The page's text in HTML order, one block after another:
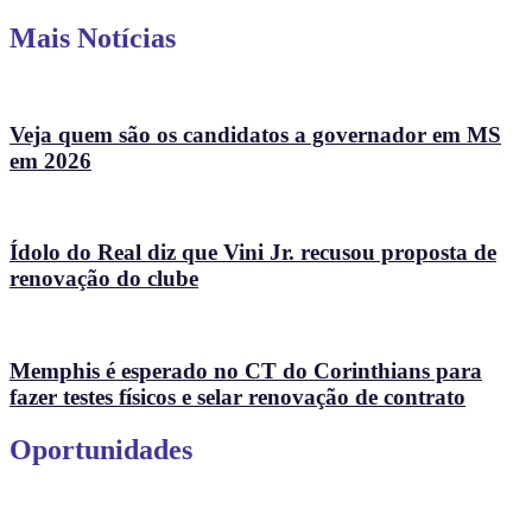
Mais Notícias
Veja quem são os candidatos a governador em MS
em 2026
Ídolo do Real diz que Vini Jr. recusou proposta de
renovação do clube
Memphis é esperado no CT do Corinthians para
fazer testes físicos e selar renovação de contrato
Oportunidades